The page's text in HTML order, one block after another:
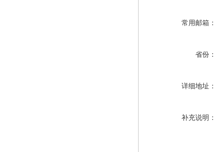
常用邮箱：
省份：
详细地址：
补充说明：